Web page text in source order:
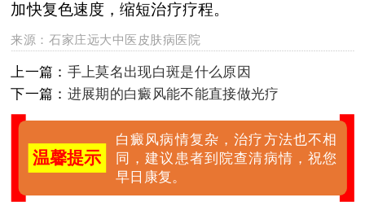
加快复色速度，缩短治疗疗程。
来源：石家庄远大中医皮肤病医院
上一篇： 手上莫名出现白斑是什么原因
下一篇： 进展期的白癜风能不能直接做光疗
温馨提示
白癜风病情复杂，治疗方法也不相
同，建议患者到院查清病情，祝您
早日康复。